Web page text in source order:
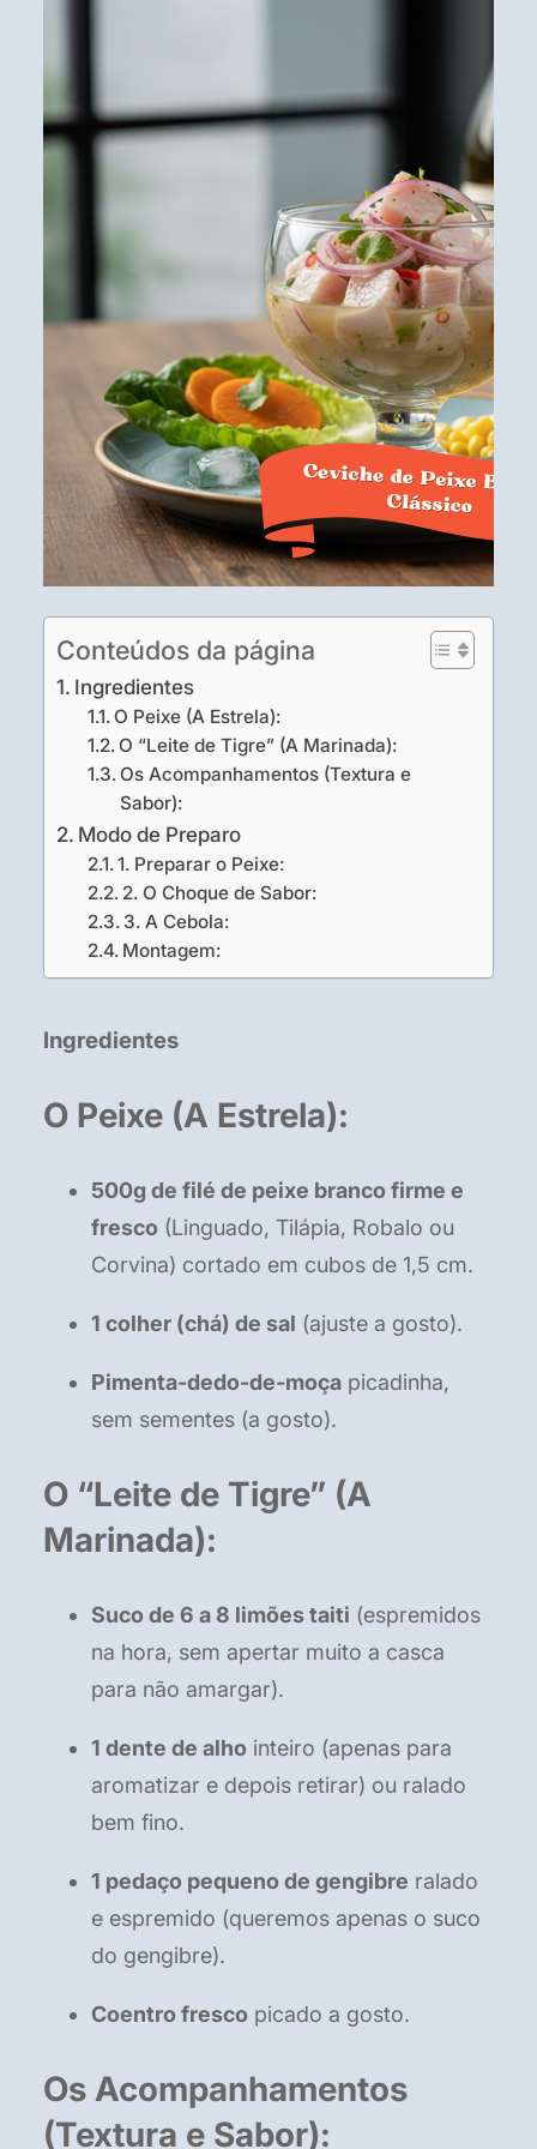
Conteúdos da página
Ingredientes
O Peixe (A Estrela):
O “Leite de Tigre” (A Marinada):
Os Acompanhamentos (Textura e
Sabor):
Modo de Preparo
1. Preparar o Peixe:
2. O Choque de Sabor:
3. A Cebola:
Montagem:
Ingredientes
O Peixe (A Estrela):
500g de filé de peixe branco firme e
fresco (Linguado, Tilápia, Robalo ou
Corvina) cortado em cubos de 1,5 cm.
1 colher (chá) de sal (ajuste a gosto).
Pimenta-dedo-de-moça picadinha,
sem sementes (a gosto).
O “Leite de Tigre” (A
Marinada):
Suco de 6 a 8 limões taiti (espremidos
na hora, sem apertar muito a casca
para não amargar).
1 dente de alho inteiro (apenas para
aromatizar e depois retirar) ou ralado
bem fino.
1 pedaço pequeno de gengibre ralado
e espremido (queremos apenas o suco
do gengibre).
Coentro fresco picado a gosto.
Os Acompanhamentos
(Textura e Sabor):